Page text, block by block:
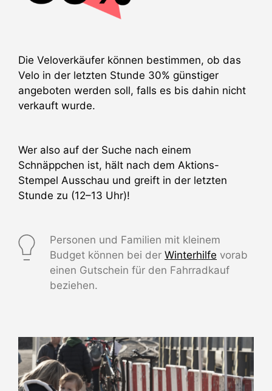
Die Veloverkäufer können bestimmen, ob das
Velo in der letzten Stunde 30% günstiger
angeboten werden soll, falls es bis dahin nicht
verkauft wurde.
Wer also auf der Suche nach einem
Schnäppchen ist, hält nach dem Aktions-
Stempel Ausschau und greift in der letzten
Stunde zu (12–13 Uhr)!
Personen und Familien mit kleinem
Budget können bei der Winterhilfe vorab
einen Gutschein für den Fahrradkauf
beziehen.